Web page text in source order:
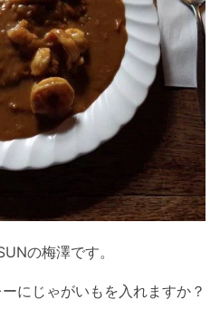
の梅澤です。
にじゃがいもを入れますか？